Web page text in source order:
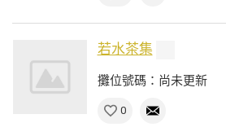
若水茶集
攤位號碼：尚未更新
0